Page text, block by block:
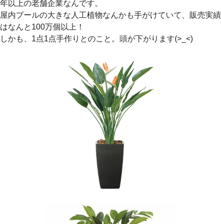
年以上の老舗企業なんです。
屋内プールの大きな人工植物なんかも手がけていて、販売実績
はなんと100万個以上！
しかも、1点1点手作りとのこと。頭が下がります(>_<)